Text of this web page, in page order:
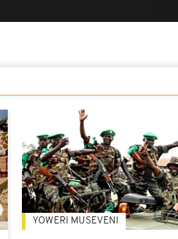
YOWERI MUSEVENI